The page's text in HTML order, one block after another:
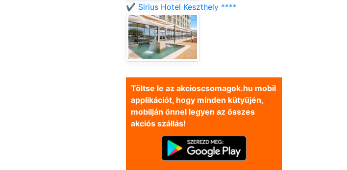
✔️ Sirius Hotel Keszthely ****
Töltse le az akcioscsomagok.hu mobil
applikációt, hogy minden kütyüjén,
mobilján önnel legyen az összes
akciós szállás!